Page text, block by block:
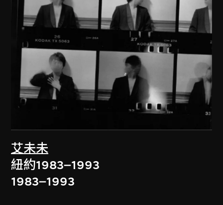
艾未未
紐約1983–1993
1983–1993